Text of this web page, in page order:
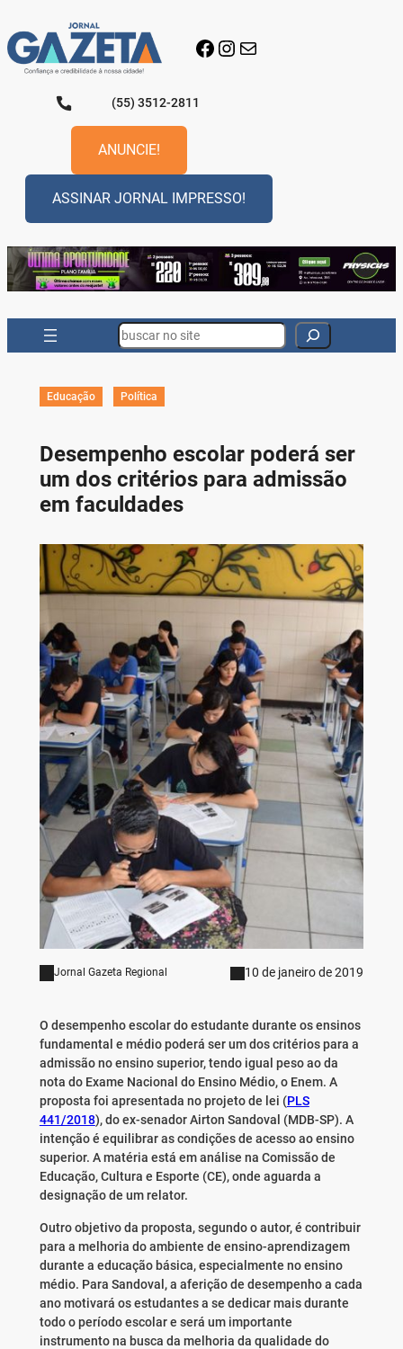
para
o
conteúdo
Facebook
Instagram
E-mail
(55) 3512-2811
ANUNCIE!
ASSINAR JORNAL IMPRESSO!
Search
Educação Política
Desempenho escolar poderá ser
um dos critérios para admissão
em faculdades
Jornal Gazeta Regional 10 de janeiro de 2019
O desempenho escolar do estudante durante os ensinos
fundamental e médio poderá ser um dos critérios para a
admissão no ensino superior, tendo igual peso ao da
nota do Exame Nacional do Ensino Médio, o Enem. A
proposta foi apresentada no projeto de lei (PLS
441/2018), do ex-senador Airton Sandoval (MDB-SP). A
intenção é equilibrar as condições de acesso ao ensino
superior. A matéria está em análise na Comissão de
Educação, Cultura e Esporte (CE), onde aguarda a
designação de um relator.
Outro objetivo da proposta, segundo o autor, é contribuir
para a melhoria do ambiente de ensino-aprendizagem
durante a educação básica, especialmente no ensino
médio. Para Sandoval, a aferição de desempenho a cada
ano motivará os estudantes a se dedicar mais durante
todo o período escolar e será um importante
instrumento na busca da melhoria da qualidade do